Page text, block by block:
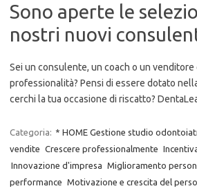
Sono aperte le
nostri nuovi
Sei un consulente, un coach o un
professionalità? Pensi di essere dotato
cerchi la tua occasione di riscatto?
Categoria: * HOME Gestione studio
vendite Crescere professionalmente
Innovazione d'impresa Miglioramento
performance Motivazione e crescita del